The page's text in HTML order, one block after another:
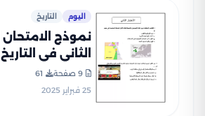
اليوم التاريخ
نموذج
الثاني في
(امتحان التاريخ
9 صفحة
61
25 فبراير 2025